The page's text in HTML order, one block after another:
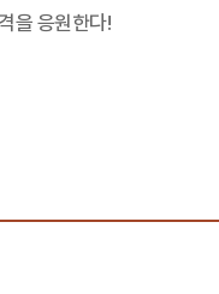
을 응원한다!